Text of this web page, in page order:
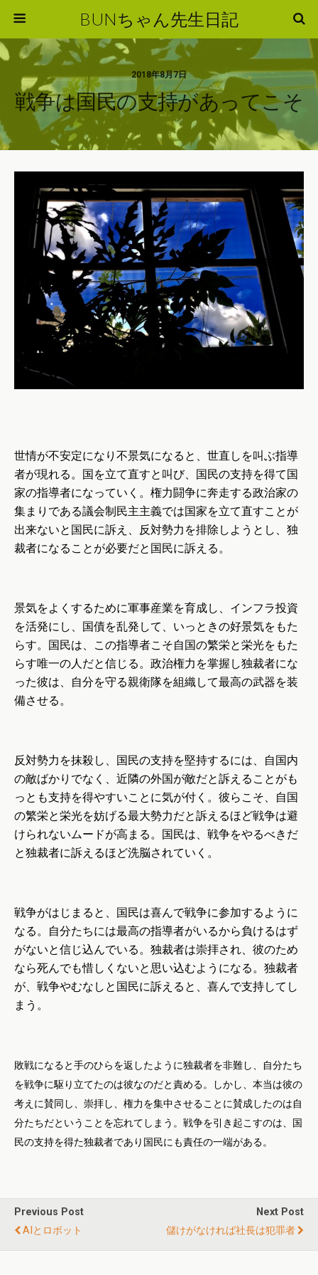
BUNちゃん先生日記
2018年8月7日
戦争は国民の支持があってこそ
世情が不安定になり不景気になると、世直しを叫ぶ指導
者が現れる。国を立て直すと叫び、国民の支持を得て国
家の指導者になっていく。権力闘争に奔走する政治家の
集まりである議会制民主主義では国家を立て直すことが
出来ないと国民に訴え、反対勢力を排除しようとし、独
裁者になることが必要だと国民に訴える。
景気をよくするために軍事産業を育成し、インフラ投資
を活発にし、国債を乱発して、いっときの好景気をもた
らす。国民は、この指導者こそ自国の繁栄と栄光をもた
らす唯一の人だと信じる。政治権力を掌握し独裁者にな
った彼は、自分を守る親衛隊を組織して最高の武器を装
備させる。
反対勢力を抹殺し、国民の支持を堅持するには、自国内
の敵ばかりでなく、近隣の外国が敵だと訴えることがも
っとも支持を得やすいことに気が付く。彼らこそ、自国
の繁栄と栄光を妨げる最大勢力だと訴えるほど戦争は避
けられないムードが高まる。国民は、戦争をやるべきだ
と独裁者に訴えるほど洗脳されていく。
戦争がはじまると、国民は喜んで戦争に参加するように
なる。自分たちには最高の指導者がいるから負けるはず
がないと信じ込んでいる。独裁者は崇拝され、彼のため
なら死んでも惜しくないと思い込むようになる。独裁者
が、戦争やむなしと国民に訴えると、喜んで支持してし
まう。
敗戦になると手のひらを返したように独裁者を非難し、自分たち
を戦争に駆り立てたのは彼なのだと責める。しかし、本当は彼の
考えに賛同し、崇拝し、権力を集中させることに賛成したのは自
分たちだということを忘れてしまう。戦争を引き起こすのは、国
民の支持を得た独裁者であり国民にも責任の一端がある。
Previous Post
AIとロボット
Next Post
儲けがなければ社長は犯罪者